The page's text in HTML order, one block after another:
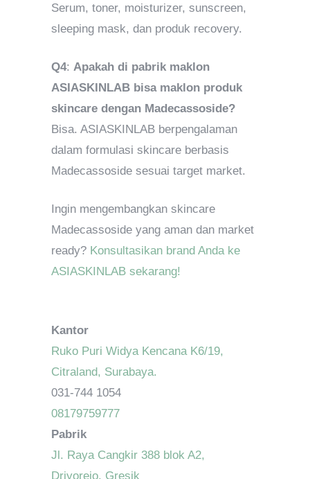
Serum, toner, moisturizer, sunscreen,
sleeping mask, dan produk recovery.
Q4: Apakah di pabrik maklon
ASIASKINLAB bisa maklon produk
skincare dengan Madecassoside?
Bisa. ASIASKINLAB berpengalaman
dalam formulasi skincare berbasis
Madecassoside sesuai target market.
Ingin mengembangkan skincare
Madecassoside yang aman dan market
ready? Konsultasikan brand Anda ke
ASIASKINLAB sekarang!
Kantor
Ruko Puri Widya Kencana K6/19,
Citraland, Surabaya.
031-744 1054
08179759777
Pabrik
Jl. Raya Cangkir 388 blok A2,
Driyorejo, Gresik